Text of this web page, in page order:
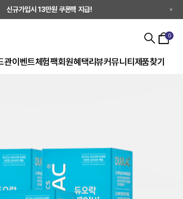
신규가입시 13만원 쿠폰팩 지급!
관이벤트체험팩회원혜택리뷰커뮤니티 제품찾기
0